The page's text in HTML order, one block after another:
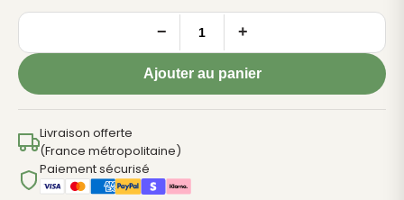
quantité
Carré
Potager
− +
Ajouter au panier
Livraison offerte
(France métropolitaine)
Paiement sécurisé